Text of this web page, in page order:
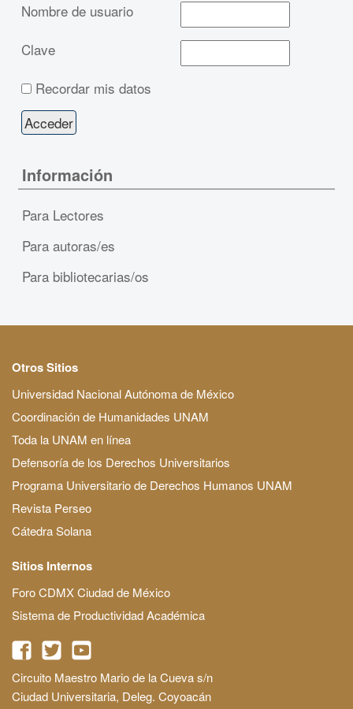
Nombre de usuario
Clave
Recordar mis datos
Información
Para Lectores
Para autoras/es
Para bibliotecarias/os
Otros Sitios
Universidad Nacional Autónoma de México
Coordinación de Humanidades UNAM
Toda la UNAM en línea
Defensoría de los Derechos Universitarios
Programa Universitario de Derechos Humanos UNAM
Revista Perseo
Cátedra Solana
Sitios Internos
Foro CDMX Ciudad de México
Sistema de Productividad Académica
Circuito Maestro Mario de la Cueva s/n
Ciudad Universitaria, Deleg. Coyoacán